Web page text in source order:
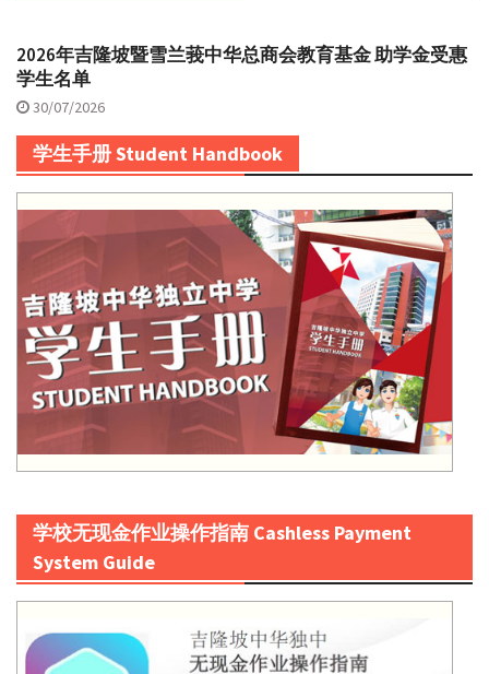
2026年吉隆坡暨雪兰莪中华总商会教育基金 助学金受惠
学生名单
30/07/2026
学生手册 Student Handbook
学校无现金作业操作指南 Cashless Payment
System Guide